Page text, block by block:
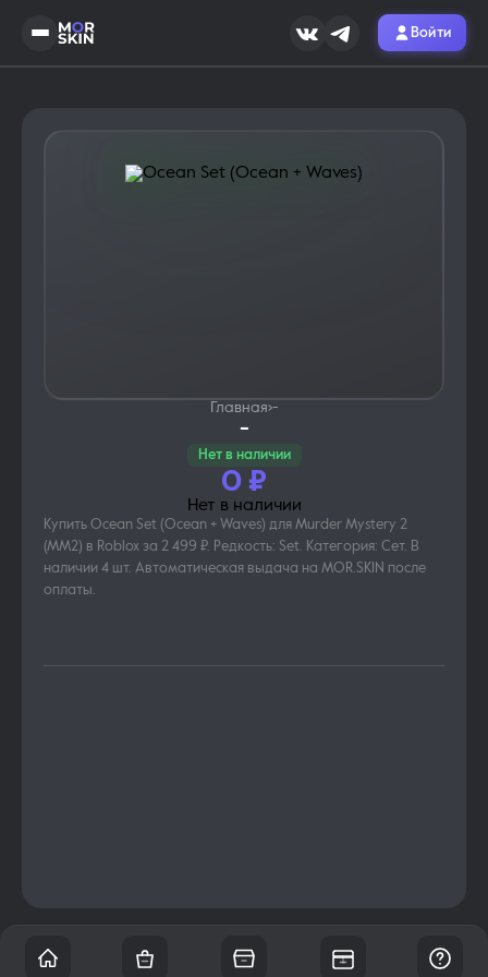
Войти
Главная›-
-
Нет в наличии
0 ₽
Нет в наличии
Купить Ocean Set (Ocean + Waves) для Murder Mystery 2
(MM2) в Roblox за 2 499 ₽. Редкость: Set. Категория: Сет. В
наличии 4 шт. Автоматическая выдача на MOR.SKIN после
оплаты.